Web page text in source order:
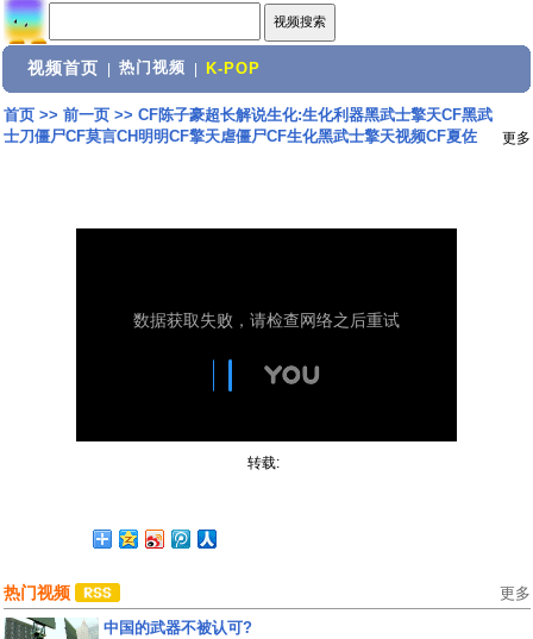
视频首页 热门视频 K-POP
首页>> 前一页>> CF陈子豪超长解说生化:生化利器黑武士擎天CF黑武
士刀僵尸CF莫言CH明明CF擎天虐僵尸CF生化黑武士擎天视频CF夏佐
更多
转载:
热门视频 更多
中国的武器不被认可?